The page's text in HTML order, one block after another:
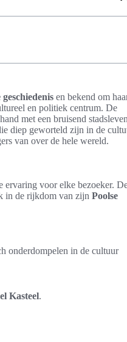
geschiedenis en bekend om
en politiek centrum. De
met een bruisend stadsleven
diep geworteld zijn in de
van over de hele wereld.
ervaring voor elke bezoeker.
in de rijkdom van zijn Poolse
onderdompelen in de cultuur
Kasteel.